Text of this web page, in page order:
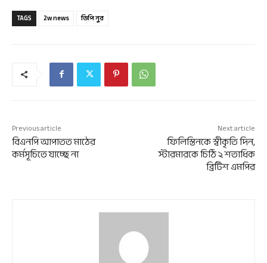
TAGS 2w news ভিপি নুর
Previous article
বিএনপি আপাতত মাঠের
কর্মসূচিতে যাচ্ছে না
Next article
ফিলিস্তিনকে স্বীকৃতি দিন,
স্টারমারকে চিঠি ২ শতাধিক
ব্রিটিশ এমপির